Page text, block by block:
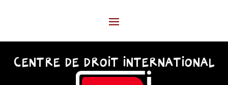
CENTRE DE DROIT INTERNATIONAL